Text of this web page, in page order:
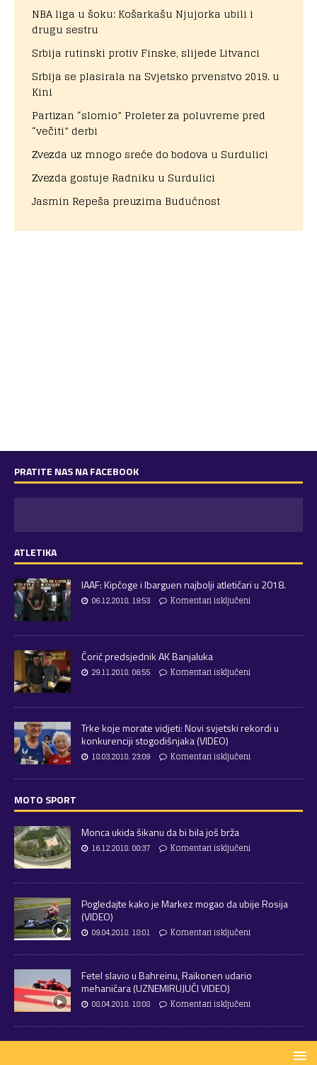
NBA liga u šoku: Košarkašu Njujorka ubili i
drugu sestru
Srbija rutinski protiv Finske, slijede Litvanci
Srbija se plasirala na Svjetsko prvenstvo 2019. u
Kini
Partizan “slomio” Proleter za poluvreme pred
“večiti” derbi
Zvezda uz mnogo sreće do bodova u Surdulici
Zvezda gostuje Radniku u Surdulici
Jasmin Repeša preuzima Budućnost
PRATITE NAS NA FACEBOOK
ATLETIKA
IAAF: Kipčoge i Ibarguen najbolji atletičari u 2018.
06.12.2018. 19:53 Komentari isključeni
Ćorić predsjednik AK Banjaluka
29.11.2018. 06:55 Komentari isključeni
Trke koje morate vidjeti: Novi svjetski rekordi u
konkurenciji stogodišnjaka (VIDEO)
18.03.2018. 23:09 Komentari isključeni
MOTO SPORT
Monca ukida šikanu da bi bila još brža
16.12.2018. 00:37 Komentari isključeni
Pogledajte kako je Markez mogao da ubije Rosija
(VIDEO)
09.04.2018. 18:01 Komentari isključeni
Fetel slavio u Bahreinu, Raikonen udario
mehaničara (UZNEMIRUJUĆI VIDEO)
08.04.2018. 18:08 Komentari isključeni